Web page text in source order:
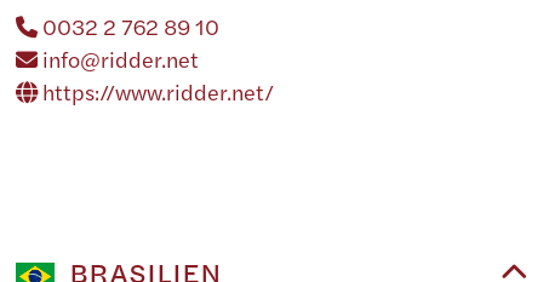
0032 2 762 89 10
info@ridder.net
https://www.ridder.net/
BRASILIEN